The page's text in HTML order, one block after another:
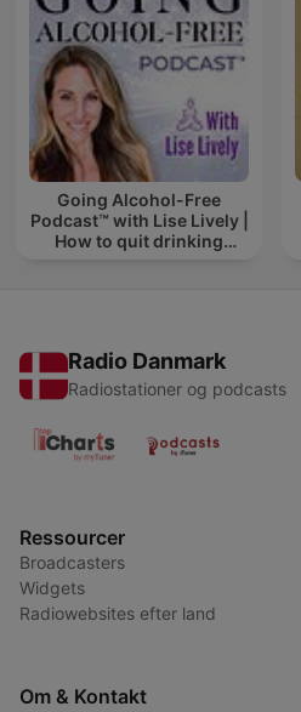
Going Alcohol-Free
Podcast™ with Lise Lively |
How to quit drinking
Radio Danmark
Radiostationer og podcasts
Ressourcer
Broadcasters
Widgets
Radiowebsites efter land
Om & Kontakt